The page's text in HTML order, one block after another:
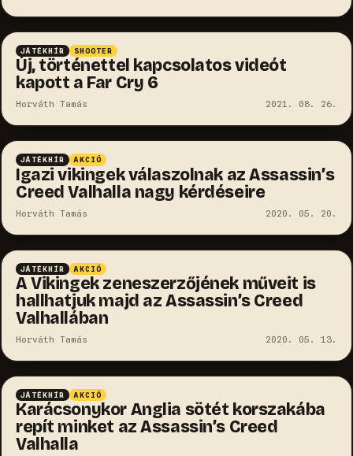
JÁTÉKHÍR SHOOTER
Új, történettel kapcsolatos videót
kapott a Far Cry 6
Horváth Tamás 2021. 08. 26.
JÁTÉKHÍR AKCIÓ
Igazi vikingek válaszolnak az Assassin’s
Creed Valhalla nagy kérdéseire
Horváth Tamás 2020. 05. 20.
JÁTÉKHÍR AKCIÓ
A Vikingek zeneszerzőjének műveit is
hallhatjuk majd az Assassin’s Creed
Valhallában
Horváth Tamás 2020. 05. 13.
JÁTÉKHÍR AKCIÓ
Karácsonykor Anglia sötét korszakába
repít minket az Assassin’s Creed
Valhalla